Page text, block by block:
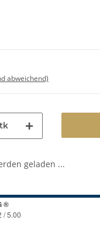
abweichend)
geladen ...